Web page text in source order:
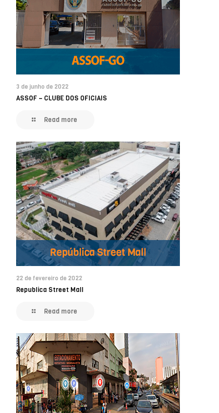
3 de junho de 2022
ASSOF – CLUBE DOS OFICIAIS
Read more
22 de fevereiro de 2022
Republica Street Mall
Read more